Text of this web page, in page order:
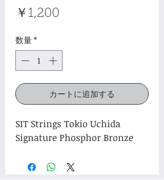
￥1,200
数量*
カートに追加する
SIT Strings Tokio Uchida
Signature Phosphor Bronze